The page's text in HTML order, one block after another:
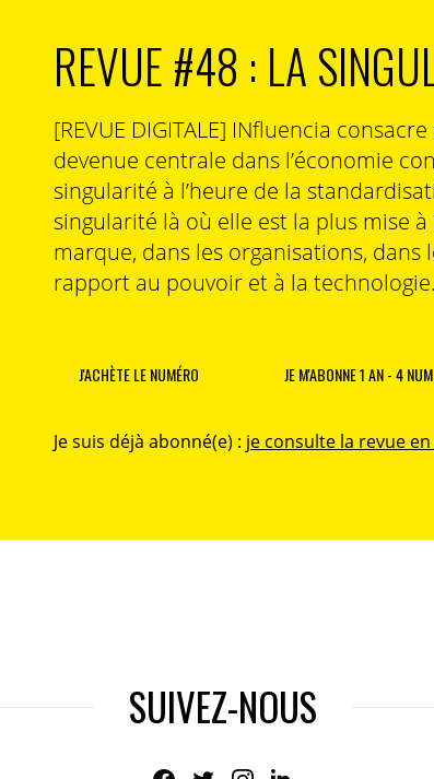
REVUE #48 : LA
[REVUE DIGITALE] INfluencia
devenue centrale dans l’économie
singularité à l’heure de la
singularité là où elle est la plus mise à
marque, dans les organisations, dans
rapport au pouvoir et à la technologie.
J'ACHÈTE LE NUMÉRO JE M'ABONNE 1 AN - 4 NUM.
Je suis déjà abonné(e) : je consulte la revue
SUIVEZ-NOUS